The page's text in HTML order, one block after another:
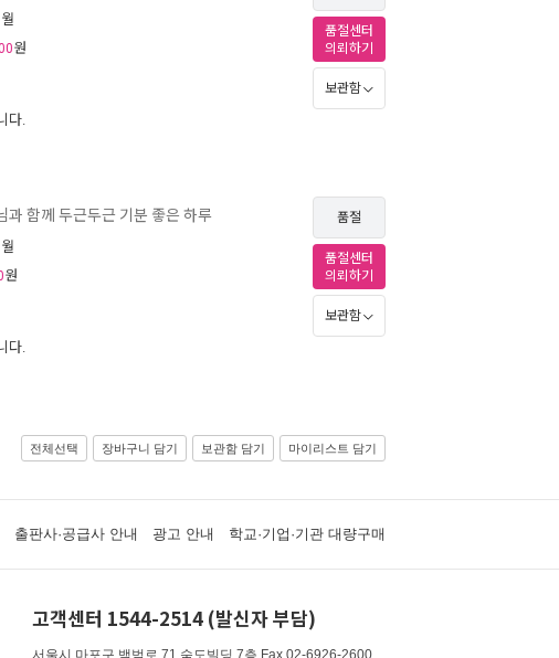
원
다.
품절센터
의뢰하기
보관함
과 함께 두근두근 기분 좋은 하루
원
다.
품절
품절센터
의뢰하기
보관함
전체선택 장바구니 담기 보관함 담기 마이리스트 담기
출판사·공급사 안내 광고 안내 학교·기업·기관 대량구매
고객센터 1544-2514 (발신자 부담)
서울시 마포구 백범로 71 숨도빌딩 7층 Fax 02-6926-2600